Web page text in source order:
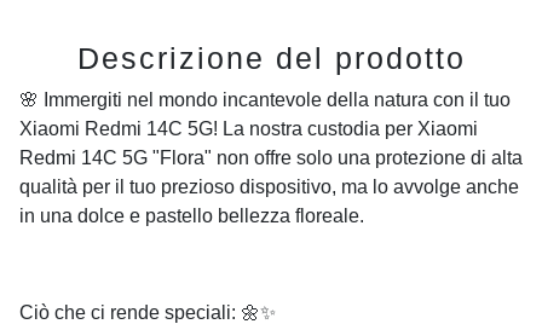
Descrizione del prodotto
🌸 Immergiti nel mondo incantevole della natura con il tuo
Xiaomi Redmi 14C 5G! La nostra custodia per Xiaomi
Redmi 14C 5G "Flora" non offre solo una protezione di alta
qualità per il tuo prezioso dispositivo, ma lo avvolge anche
in una dolce e pastello bellezza floreale.
Ciò che ci rende speciali: 🌼✨